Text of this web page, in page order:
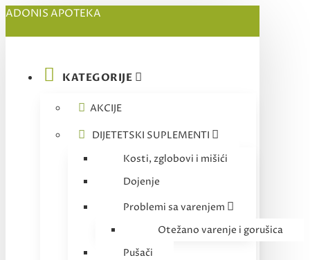
ADONIS APOTEKA
KATEGORIJE
AKCIJE
DIJETETSKI SUPLEMENTI
Kosti, zglobovi i mišići
Dojenje
Problemi sa varenjem
Otežano varenje i gorušica
Pušači